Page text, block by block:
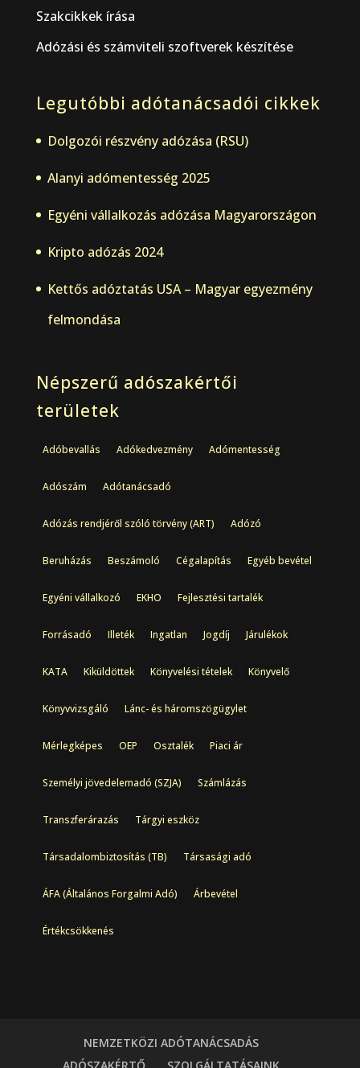
Szakcikkek írása
Adózási és számviteli szoftverek készítése
Legutóbbi adótanácsadói cikkek
Dolgozói részvény adózása (RSU)
Alanyi adómentesség 2025
Egyéni vállalkozás adózása Magyarországon
Kripto adózás 2024
Kettős adóztatás USA – Magyar egyezmény
felmondása
Népszerű adószakértői
területek
Adóbevallás Adókedvezmény Adómentesség
Adószám Adótanácsadó
Adózás rendjéről szóló törvény (ART) Adózó
Beruházás Beszámoló Cégalapítás Egyéb bevétel
Egyéni vállalkozó EKHO Fejlesztési tartalék
Forrásadó Illeték Ingatlan Jogdíj Járulékok
KATA Kiküldöttek Könyvelési tételek Könyvelő
Könyvvizsgáló Lánc- és háromszögügylet
Mérlegképes OEP Osztalék Piaci ár
Személyi jövedelemadó (SZJA) Számlázás
Transzferárazás Tárgyi eszköz
Társadalombiztosítás (TB) Társasági adó
ÁFA (Általános Forgalmi Adó) Árbevétel
Értékcsökkenés
NEMZETKÖZI ADÓTANÁCSADÁS